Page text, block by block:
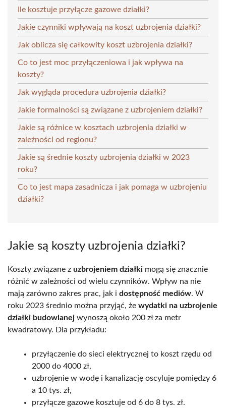
Ile kosztuje przyłącze gazowe działki?
Jakie czynniki wpływają na koszt uzbrojenia działki?
Jak oblicza się całkowity koszt uzbrojenia działki?
Co to jest moc przyłączeniowa i jak wpływa na
koszty?
Jak wygląda procedura uzbrojenia działki?
Jakie formalności są związane z uzbrojeniem działki?
Jakie są różnice w kosztach uzbrojenia działki w
zależności od regionu?
Jakie są średnie koszty uzbrojenia działki w 2023
roku?
Co to jest mapa zasadnicza i jak pomaga w uzbrojeniu
działki?
Jakie są koszty uzbrojenia działki?
Koszty związane z uzbrojeniem działki mogą się znacznie
różnić w zależności od wielu czynników. Wpływ na nie
mają zarówno zakres prac, jak i dostępność mediów. W
roku 2023 średnio można przyjąć, że wydatki na uzbrojenie
działki budowlanej wynoszą około 200 zł za metr
kwadratowy. Dla przykładu:
przyłączenie do sieci elektrycznej to koszt rzędu od
2000 do 4000 zł,
uzbrojenie w wodę i kanalizację oscyluje pomiędzy 6
a 10 tys. zł,
przyłącze gazowe kosztuje od 6 do 8 tys. zł.